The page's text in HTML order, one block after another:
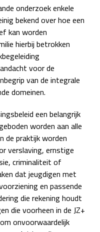
onderzoek enkele
bekend over hoe een
kan worden
hierbij betrokken
voor de
van de integrale
domeinen.
een belangrijk
worden aan alle
de praktijk worden
verslaving, ernstige
criminaliteit of
dat jeugdigen met
en passende
die rekening houdt
die voorheen in de JZ+
onvoorwaardelijk